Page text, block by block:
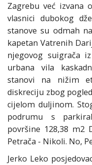
Zagrebu već izvana
vlasnici dubokog
stanove su odmah
kapetan Vatrenih
njegovog suigrača
urbana vila
stanovi na nižim
diskreciju zbog
cijelom duljinom.
podrumu s
površine 128,38 m2
Petrača - Nikoli. No,
Jerko Leko